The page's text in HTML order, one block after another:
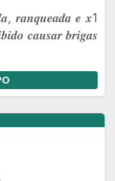
𝒓𝒂𝒏𝒒𝒖𝒆𝒂𝒅𝒂 𝒆 𝒙1
𝒄𝒂𝒖𝒔𝒂𝒓 𝒃𝒓𝒊𝒈𝒂𝒔